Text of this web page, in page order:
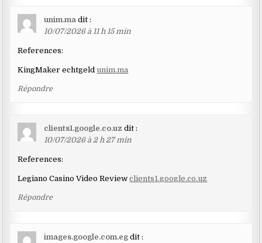
unim.ma dit :
10/07/2026 à 11 h 15 min
References:
KingMaker echtgeld unim.ma
Répondre
clients1.google.co.uz dit :
10/07/2026 à 2 h 27 min
References:
Legiano Casino Video Reviewclients1.google.co.uz
Répondre
images.google.com.eg dit :